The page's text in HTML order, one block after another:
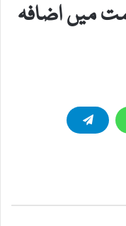
میں اضافہ